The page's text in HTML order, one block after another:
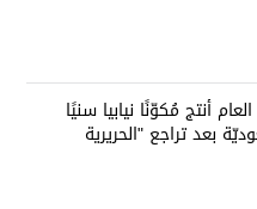
أنتج مُكوّنًا نيابيا سنيًا
بعد تراجع "الحريرية